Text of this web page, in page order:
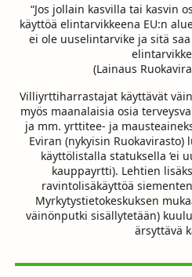
“Jos jollain kasvilla tai kasvin
käyttöä elintarvikkeena EU:n
ei ole uuselintarvike ja sitä
(Lainaus
Villiyrttiharrastajat käyttävät
myös maanalaisia osia
ja mm. yrttitee- ja
Eviran (nykyisin
käyttölistalla statuksella ‘ei
kauppayrtti). Lehtien
ravintolisäkäyttöä
Myrkytystietokeskuksen
väinönputki sisällytetään)
ärsyttävä